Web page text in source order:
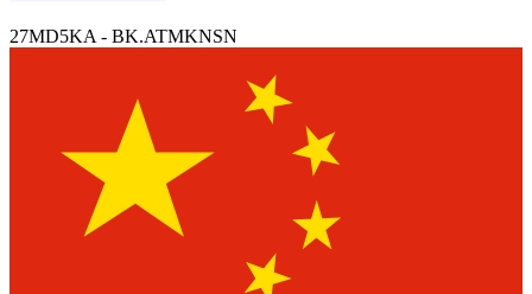
27MD5KA - BK.ATMKNSN